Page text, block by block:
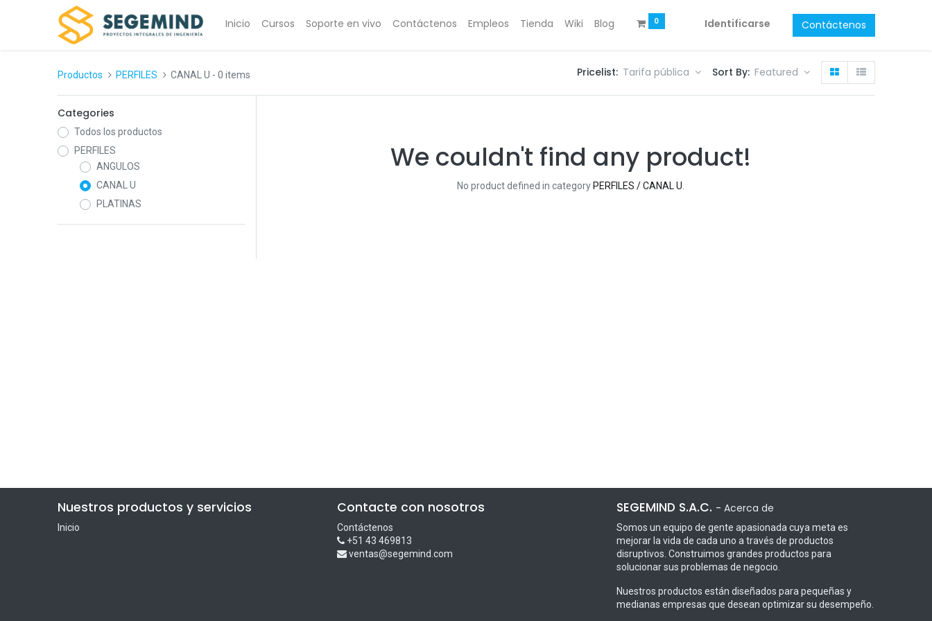
Inicio Cursos Soporte en vivo Contáctenos Empleos Tienda Wiki Blog 0 Identificarse Contáctenos
Productos PERFILES CANAL U - 0 items Pricelist: Tarifa pública Sort By: Featured
Categories
Todos los productos
PERFILES
ANGULOS
CANAL U
PLATINAS
We couldn't find any product!
No product defined in category PERFILES / CANAL U
Nuestros productos y servicios
Inicio
Contacte con nosotros
Contáctenos
+51 43 469813
ventas@segemind.com
SEGEMIND S.A.C. - Acerca de
Somos un equipo de gente apasionada cuya meta es
mejorar la vida de cada uno a través de productos
disruptivos. Construimos grandes productos para
solucionar sus problemas de negocio.
Nuestros productos están diseñados para pequeñas y
medianas empresas que desean optimizar su desempeño.